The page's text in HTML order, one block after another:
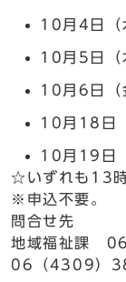
10月4日（
10月5日（
10月6日（
10月18日
10月19日
☆いずれも13
※申込不要。
問合せ先
地域福祉課
06（4309）